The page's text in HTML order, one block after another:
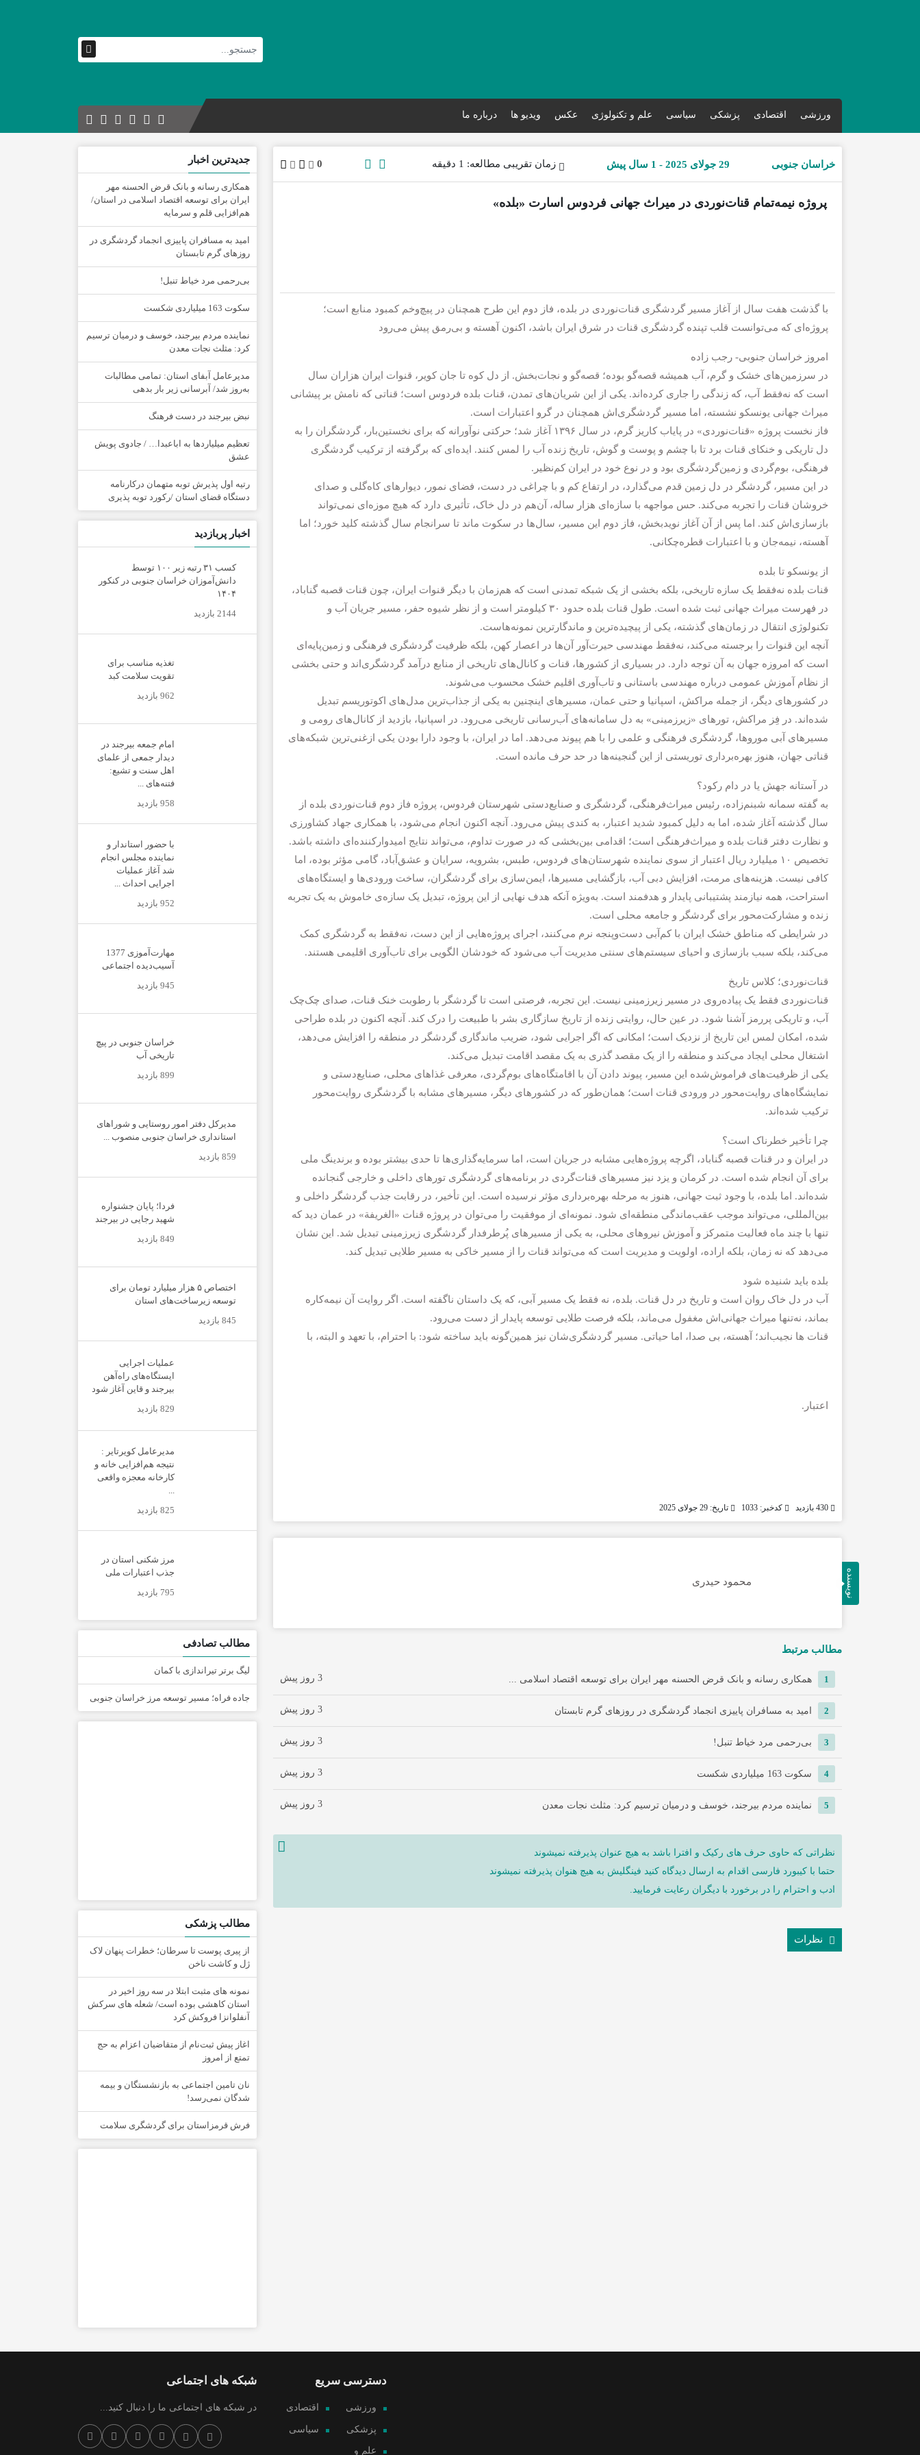
ورزشی اقتصادی پزشکی سیاسی علم و تکنولوژی عکس ویدیو ها درباره ما
خراسان جنوبی 29 جولای 2025 - 1 سال پیش زمان تقریبی مطالعه: 1 دقیقه 0
پروژه نیمه‌تمام قنات‌نوردی در میراث جهانی فردوس اسارت «بلده»
با گذشت هفت سال از آغاز مسیر گردشگری قنات‌نوردی در بلده، فاز دوم این طرح همچنان در پیچ‌وخم کمبود منابع است؛
پروژه‌ای که می‌توانست قلب تپنده گردشگری قنات در شرق ایران باشد، اکنون آهسته و بی‌رمق پیش می‌رود
امروز خراسان جنوبی- رجب زاده
در سرزمین‌های خشک و گرم، آب همیشه قصه‌گو بوده؛ قصه‌گو و نجات‌بخش. از دل کوه تا جان کویر، قنوات ایران هزاران سال
است که نه‌فقط آب، که زندگی را جاری کرده‌اند. یکی از این شریان‌های تمدن، قنات بلده فردوس است؛ قناتی که نامش بر پیشانی
میراث جهانی یونسکو نشسته، اما مسیر گردشگری‌اش همچنان در گرو اعتبارات است.
فاز نخست پروژه «قنات‌نوردی» در پایاب کاریز گرم، در سال ۱۳۹۶ آغاز شد؛ حرکتی نوآورانه که برای نخستین‌بار، گردشگران را به
دل تاریکی‌ و خنکای قنات برد تا با چشم و پوست و گوش، تاریخ زنده آب را لمس کنند. ایده‌ای که برگرفته از ترکیب گردشگری
فرهنگی، بوم‌گردی و زمین‌گردشگری بود و در نوع خود در ایران کم‌نظیر.
در این مسیر، گردشگر در دل زمین قدم می‌گذارد، در ارتفاع کم و با چراغی در دست، فضای نمور، دیوارهای کاه‌گلی و صدای
خروشان قنات را تجربه می‌کند. حس مواجهه با سازه‌ای هزار ساله، آن‌هم در دل خاک، تأثیری دارد که هیچ موزه‌ای نمی‌تواند
بازسازی‌اش کند. اما پس از آن آغاز نویدبخش، فاز دوم این مسیر، سال‌ها در سکوت ماند تا سرانجام سال گذشته کلید خورد؛ اما
آهسته، نیمه‌جان و با اعتبارات قطره‌چکانی.
از یونسکو تا بلده
قنات بلده نه‌فقط یک سازه‌ تاریخی، بلکه بخشی از یک شبکه تمدنی‌ است که هم‌زمان با دیگر قنوات ایران، چون قنات قصبه گناباد،
در فهرست میراث جهانی ثبت شده است. طول قنات بلده حدود ۳۰ کیلومتر است و از نظر شیوه‌ حفر، مسیر جریان آب و
تکنولوژی انتقال در زمان‌های گذشته، یکی از پیچیده‌ترین و ماندگارترین نمونه‌هاست.
آنچه این قنوات را برجسته می‌کند، نه‌فقط مهندسی حیرت‌آور آن‌ها در اعصار کهن، بلکه ظرفیت گردشگری فرهنگی و زمین‌پایه‌ای
است که امروزه جهان به آن توجه دارد. در بسیاری از کشورها، قنات و کانال‌های تاریخی از منابع درآمد گردشگری‌اند و حتی بخشی
از نظام آموزش عمومی درباره مهندسی باستانی و تاب‌آوری اقلیم خشک محسوب می‌شوند.
در کشورهای دیگر، از جمله مراکش، اسپانیا و حتی عمان، مسیرهای اینچنین به یکی از جذاب‌ترین مدل‌های اکوتوریسم تبدیل
شده‌اند. در فِز مراکش، تورهای «زیرزمینی» به دل سامانه‌های آب‌رسانی تاریخی می‌رود. در اسپانیا، بازدید از کانال‌های رومی و
مسیرهای آبی موروها، گردشگری فرهنگی و علمی را با هم پیوند می‌دهد. اما در ایران، با وجود دارا بودن یکی ازغنی‌ترین شبکه‌های
قناتی جهان، هنوز بهره‌برداری توریستی از این گنجینه‌ها در حد حرف مانده است.
در آستانه جهش یا در دام رکود؟
به گفته سمانه شبنم‌زاده، رئیس میراث‌فرهنگی، گردشگری و صنایع‌دستی شهرستان فردوس، پروژه فاز دوم قنات‌نوردی بلده از
سال گذشته آغاز شده، اما به دلیل کمبود شدید اعتبار، به کندی پیش می‌رود. آنچه اکنون انجام می‌شود، با همکاری جهاد کشاورزی
و نظارت دفتر قنات بلده و میراث‌فرهنگی است؛ اقدامی بین‌بخشی که در صورت تداوم، می‌تواند نتایج امیدوارکننده‌ای داشته باشد.
تخصیص ۱۰ میلیارد ریال اعتبار از سوی نماینده شهرستان‌های فردوس، طبس، بشرویه، سرایان و عشق‌آباد، گامی مؤثر بوده، اما
کافی نیست. هزینه‌های مرمت، افزایش دبی آب، بازگشایی مسیرها، ایمن‌سازی برای گردشگران، ساخت ورودی‌ها و ایستگاه‌های
استراحت، همه نیازمند پشتیبانی پایدار و هدفمند است. به‌ویژه آنکه هدف نهایی از این پروژه، تبدیل یک سازه‌ی خاموش به یک تجربه
زنده و مشارکت‌محور برای گردشگر و جامعه محلی است.
در شرایطی که مناطق خشک ایران با کم‌آبی دست‌وپنجه نرم می‌کنند، اجرای پروژه‌هایی از این دست، نه‌فقط به گردشگری کمک
می‌کند، بلکه سبب بازسازی و احیای سیستم‌های سنتی مدیریت آب می‌شود که خودشان الگویی برای تاب‌آوری اقلیمی هستند.
قنات‌نوردی؛ کلاس تاریخ
قنات‌نوردی فقط یک پیاده‌روی در مسیر زیرزمینی نیست. این تجربه، فرصتی است تا گردشگر با رطوبت خنک قنات، صدای چک‌چک
آب، و تاریکی پررمز آشنا شود. در عین حال، روایتی زنده از تاریخ سازگاری بشر با طبیعت را درک کند. آنچه اکنون در بلده طراحی
شده، امکان لمس این تاریخ از نزدیک است؛ امکانی که اگر اجرایی شود، ضریب ماندگاری گردشگر در منطقه را افزایش می‌دهد،
اشتغال محلی ایجاد می‌کند و منطقه را از یک مقصد گذری به یک مقصد اقامت تبدیل می‌کند.
یکی از ظرفیت‌های فراموش‌شده این مسیر، پیوند دادن آن با اقامتگاه‌های بوم‌گردی، معرفی غذاهای محلی، صنایع‌دستی و
نمایشگاه‌های روایت‌محور در ورودی قنات است؛ همان‌طور که در کشورهای دیگر، مسیرهای مشابه با گردشگری روایت‌محور
ترکیب شده‌اند.
چرا تأخیر خطرناک است؟
در ایران و در قنات قصبه گناباد، اگرچه پروژه‌هایی مشابه در جریان است، اما سرمایه‌گذاری‌ها تا حدی بیشتر بوده و برندینگ ملی
برای آن انجام شده است. در کرمان و یزد نیز مسیرهای قنات‌گردی در برنامه‌های گردشگری تورهای داخلی و خارجی گنجانده
شده‌اند. اما بلده، با وجود ثبت جهانی، هنوز به مرحله بهره‌برداری مؤثر نرسیده است. این تأخیر، در رقابت جذب گردشگر داخلی و
بین‌المللی، می‌تواند موجب عقب‌ماندگی منطقه‌ای شود. نمونه‌ای از موفقیت را می‌توان در پروژه قنات «الغریفة» در عمان دید که
تنها با چند ماه فعالیت متمرکز و آموزش نیروهای محلی، به یکی از مسیرهای پُرطرفدار گردشگری زیرزمینی تبدیل شد. این نشان
می‌دهد که نه زمان، بلکه اراده، اولویت و مدیریت است که می‌تواند قنات را از مسیر خاکی به مسیر طلایی تبدیل کند.
بلده باید شنیده شود
آب در دل خاک روان است و تاریخ در دل قنات. بلده، نه فقط یک مسیر آبی، که یک داستان ناگفته است. اگر روایت آن نیمه‌کاره
بماند، نه‌تنها میراث جهانی‌اش مغفول می‌ماند، بلکه فرصت طلایی توسعه پایدار از دست می‌رود.
قنات ‌ها نجیب‌اند؛ آهسته، بی‌ صدا، اما حیاتی. مسیر گردشگری‌شان نیز همین‌گونه باید ساخته شود: با احترام، با تعهد و البته، با
اعتبار.
کدخبر: 1033 تاریخ: 29 جولای 2025
نویسنده محمود حیدری
مطالب مرتبط
1 همکاری رسانه و بانک قرض الحسنه مهر ایران برای توسعه اقتصاد اسلامی ... 3 روز پیش
2 امید به مسافران پاییزی انجماد گردشگری در روزهای گرم تابستان 3 روز پیش
3 ‌بی‌رحمی مرد خیاط تنبل! 3 روز پیش
4 سکوت 163 میلیاردی شکست 3 روز پیش
5 نماینده مردم بیرجند، خوسف و درمیان ترسیم کرد: مثلث نجات معدن 3 روز پیش
نظراتی که حاوی حرف های رکیک و افترا باشد به هیچ عنوان پذیرفته نمیشوند
حتما با کیبورد فارسی اقدام به ارسال دیدگاه کنید فینگلیش به هیچ هنوان پذیرفته نمیشوند
ادب و احترام را در برخورد با دیگران رعایت فرمایید.
نظرات
جدیدترین اخبار
همکاری رسانه و بانک قرض الحسنه مهر
ایران برای توسعه اقتصاد اسلامی در استان/
هم‌افزایی قلم و سرمایه
امید به مسافران پاییزی انجماد گردشگری در
روزهای گرم تابستان
‌بی‌رحمی مرد خیاط تنبل!
سکوت 163 میلیاردی شکست
نماینده مردم بیرجند، خوسف و درمیان ترسیم
کرد: مثلث نجات معدن
مدیرعامل آبفای استان: تمامی مطالبات
به‌روز شد/ آبرسانی زیر بار بدهی
نبض بیرجند در دست فرهنگ
تعظیم میلیاردها به اباعبدا… / جادوی پویش
عشق
رتیه اول پذیرش توبه متهمان درکارنامه
دستگاه قضای استان /رکورد توبه پذیری
اخبار پربازدید
کسب ۳۱ رتبه زیر ۱۰۰ توسط
دانش‌آموزان خراسان جنوبی در کنکور
۱۴۰۴
2144 بازدید
تغذیه مناسب برای
تقویت سلامت کبد
962 بازدید
امام جمعه بیرجند در
دیدار جمعی از علمای
اهل سنت و تشیع:
فتنه‌های ...
958 بازدید
با حضور استاندار و
نماینده مجلس انجام
شد آغاز عملیات
اجرایی احداث ...
952 بازدید
مهارت‌آموزی 1377
آسیب‌دیده اجتماعی
945 بازدید
خراسان جنوبی در پیچ
تاریخی آب
899 بازدید
مدیرکل دفتر امور روستایی و شوراهای
استانداری خراسان جنوبی منصوب ...
859 بازدید
فردا؛ پایان جشنواره
شهید رجایی در بیرجند
849 بازدید
اختصاص ۵ هزار میلیارد تومان برای
توسعه زیرساخت‌های استان
845 بازدید
عملیات اجرایی
ایستگاه‌های راه‌آهن
بیرجند و قاین آغاز شود
829 بازدید
مدیرعامل کویرتایر :
نتیجه هم‌افزایی خانه و
کارخانه معجزه واقعی
...
825 بازدید
مرز شکنی استان در
جذب اعتبارات ملی
795 بازدید
مطالب تصادفی
لیگ برتر تیراندازی با کمان
جاده فراه؛ مسیر توسعه مرز خراسان جنوبی
مطالب پزشکی
از پیری پوست تا سرطان؛ خطرات پنهان لاک
ژل و کاشت ناخن
نمونه های مثبت ابتلا در سه روز اخیر در
استان کاهشی بوده است/ شعله های سرکش
آنفلوانزا فروکش کرد
اغاز پیش ثبت‌نام از متقاضیان اعزام به حج
تمتع از امروز
نان تامین اجتماعی به بازنشستگان و بیمه
شدگان نمی‌رسد!
فرش قرمزاستان برای گردشگری سلامت
دسترسی سریع
ورزشی اقتصادی
پزشکی سیاسی
علم و
شبکه های اجتماعی
در شبکه های اجتماعی ما را دنبال کنید...